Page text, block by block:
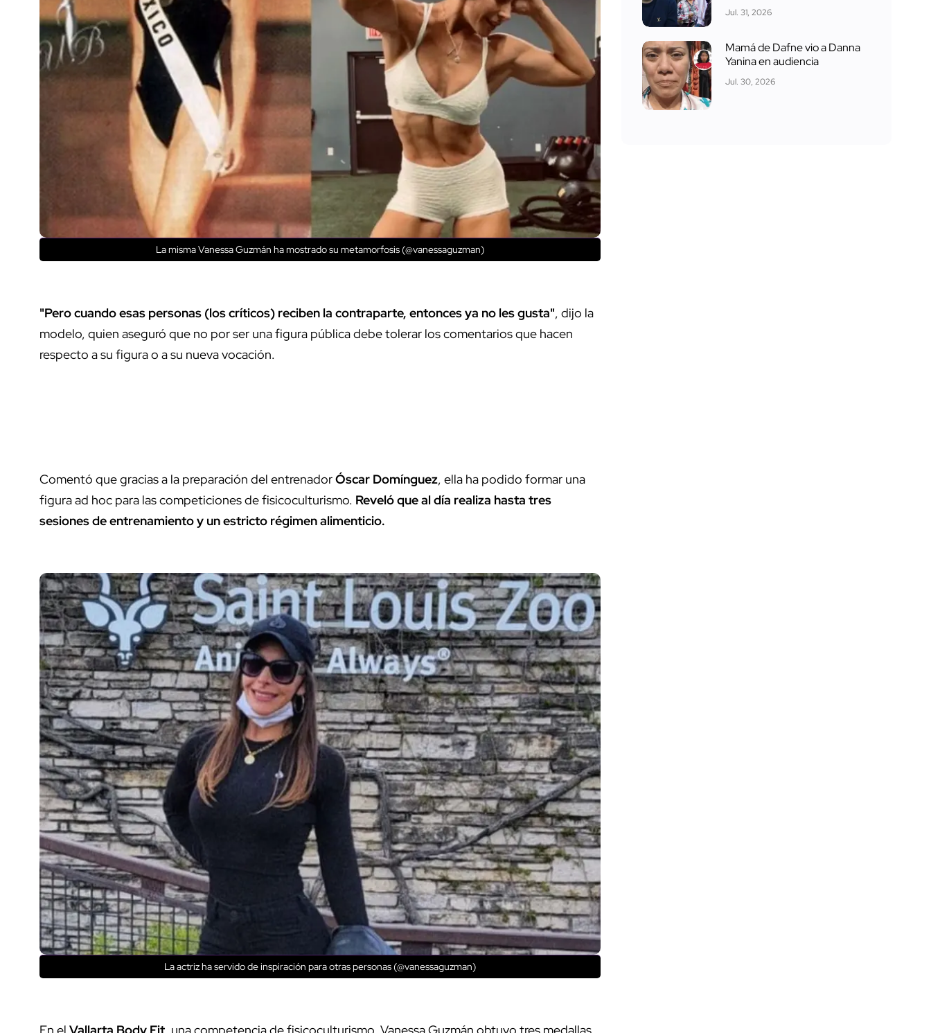
La misma Vanessa Guzmán ha mostrado su metamorfosis (@vanessaguzman)
"Pero cuando esas personas (los críticos) reciben la contraparte, entonces ya no les gusta", dijo la
modelo, quien aseguró que no por ser una figura pública debe tolerar los comentarios que hacen
respecto a su figura o a su nueva vocación.
Comentó que gracias a la preparación del entrenadorÓscar Domínguez, ella ha podido formar una
figura ad hoc para las competiciones de fisicoculturismo. Reveló que al día realiza hasta tres
sesiones de entrenamiento y un estricto régimen alimenticio.
La actriz ha servido de inspiración para otras personas (@vanessaguzman)
Jul. 31, 2026
Mamá de Dafne vio a Danna
Yanina en audiencia
Jul. 30, 2026